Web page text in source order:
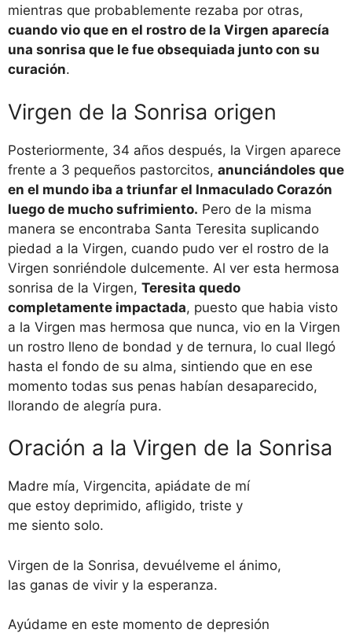
mientras que probablemente rezaba por otras,
cuando vio que en el rostro de la Virgen aparecía
una sonrisa que le fue obsequiada junto con su
curación.
Virgen de la Sonrisa origen
Posteriormente, 34 años después, la Virgen aparece
frente a 3 pequeños pastorcitos, anunciándoles que
en el mundo iba a triunfar el Inmaculado Corazón
luego de mucho sufrimiento. Pero de la misma
manera se encontraba Santa Teresita suplicando
piedad a la Virgen, cuando pudo ver el rostro de la
Virgen sonriéndole dulcemente. Al ver esta hermosa
sonrisa de la Virgen, Teresita quedo
completamente impactada, puesto que habia visto
a la Virgen mas hermosa que nunca, vio en la Virgen
un rostro lleno de bondad y de ternura, lo cual llegó
hasta el fondo de su alma, sintiendo que en ese
momento todas sus penas habían desaparecido,
llorando de alegría pura.
Oración a la Virgen de la Sonrisa
Madre mía, Virgencita, apiádate de mí
que estoy deprimido, afligido, triste y
me siento solo.
Virgen de la Sonrisa, devuélveme el ánimo,
las ganas de vivir y la esperanza.
Ayúdame en este momento de depresión